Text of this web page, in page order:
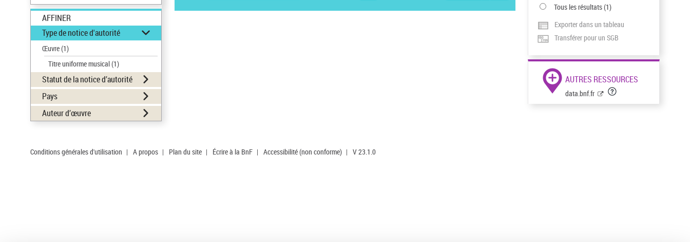
AFFINER
Type de notice d'autorité
Œuvre(1)
Titre uniforme musical(1)
Statut de la notice d’autorité
Pays
Auteur d’œuvre
Tous les résultats(1)
Exporter dans un tableau
Transférer pour un SGB
AUTRES RESSOURCES
data.bnf.fr
Conditions générales d'utilisation | A propos | Plan du site | Écrire à la BnF | Accessibilité (non conforme) | V 23.1.0